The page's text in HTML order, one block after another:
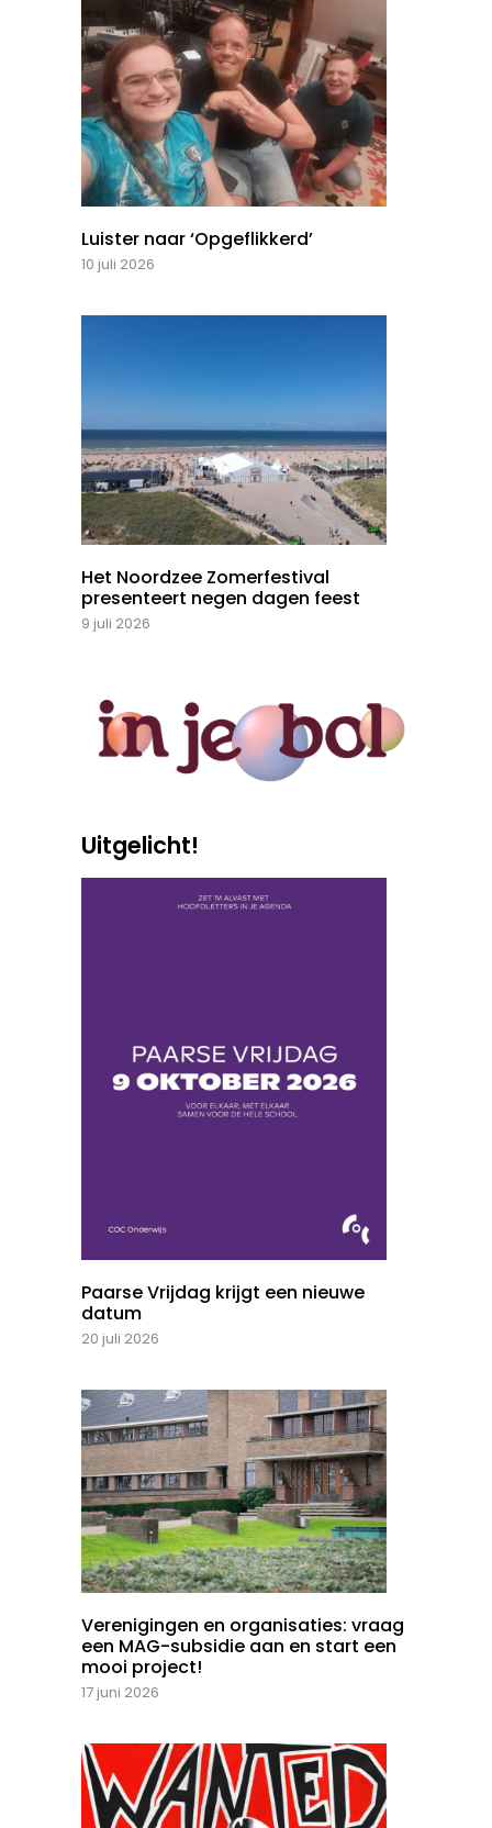
Luister naar ‘Opgeflikkerd’
10 juli 2026
Het Noordzee Zomerfestival
presenteert negen dagen feest
9 juli 2026
Uitgelicht!
Paarse Vrijdag krijgt een nieuwe
datum
20 juli 2026
Verenigingen en organisaties: vraag
een MAG-subsidie aan en start een
mooi project!
17 juni 2026